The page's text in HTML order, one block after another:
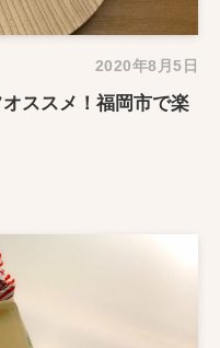
2020年8月5日
ススメ！福岡市で楽